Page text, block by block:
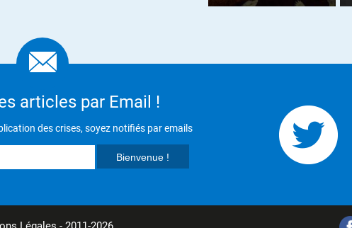
articles par Email !
des crises, soyez notifiés par emails